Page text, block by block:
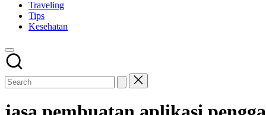
Traveling
Tips
Kesehatan